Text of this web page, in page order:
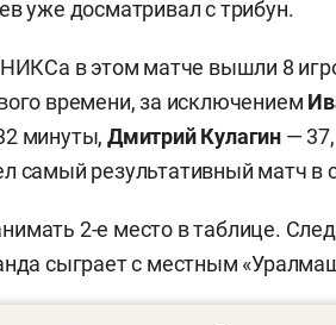
уже досматривал с трибун.
в этом матче вышли 8
времени, за исключением
минуты,Дмитрий Кулагин —
самый результативный матч в
2-е место в таблице.
сыграет с местным